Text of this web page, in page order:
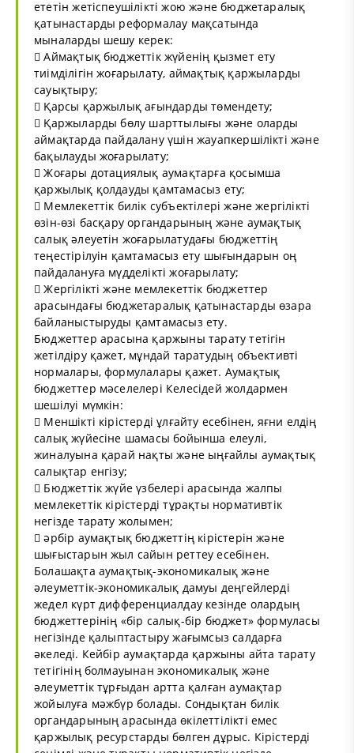
ететін жетіспеушілікті жою және бюджетаралық
қатынастарды реформалау мақсатында
мыналарды шешу керек:
 Аймақтық бюджеттік жүйенің қызмет ету
тиімділігін жоғарылату, аймақтық қаржыларды
сауықтыру;
 Қарсы қаржылық ағындарды төмендету;
 Қаржыларды бөлу шарттылығы және оларды
аймақтарда пайдалану үшін жауапкершілікті және
бақылауды жоғарылату;
 Жоғары дотациялық аумақтарға қосымша
қаржылық қолдауды қамтамасыз ету;
 Мемлекеттік билік субъектілері және жергілікті
өзін-өзі басқару органдарының және аумақтық
салық әлеуетін жоғарылатудағы бюджеттің
теңестірілуін қамтамасыз ету шығындарын оң
пайдалануға мүдделікті жоғарылату;
 Жергілікті және мемлекеттік бюджеттер
арасындағы бюджетаралық қатынастарды өзара
байланыстыруды қамтамасыз ету.
Бюджеттер арасына қаржыны тарату тетігін
жетілдіру қажет, мұндай таратудың объективті
нормалары, формулалары қажет. Аумақтық
бюджеттер мәселелері Келесідей жолдармен
шешілуі мүмкін:
 Меншікті кірістерді ұлғайту есебінен, яғни елдің
салық жүйесіне шамасы бойынша елеулі,
жиналуына қарай нақты және ыңғайлы аумақтық
салықтар енгізу;
 Бюджеттік жүйе үзбелері арасында жалпы
мемлекеттік кірістерді тұрақты нормативтік
негізде тарату жолымен;
 әрбір аумақтық бюджеттің кірістерін және
шығыстарын жыл сайын реттеу есебінен.
Болашақта аумақтық-экономикалық және
әлеуметтік-экономикалық дамуы деңгейлерді
жедел күрт дифференциалдау кезінде олардың
бюджеттерінің «бір салық-бір бюджет» формуласы
негізінде қалыптастыру жағымсыз салдарға
әкеледі. Кейбір аумақтарда қаржыны айта тарату
тетігінің болмауынан экономикалық және
әлеуметтік тұрғыдан артта қалған аумақтар
жойылуға мәжбүр болады. Сондықтан билік
органдарының арасында өкілеттілікті емес
қаржылық ресурстарды бөлген дұрыс. Кірістерді